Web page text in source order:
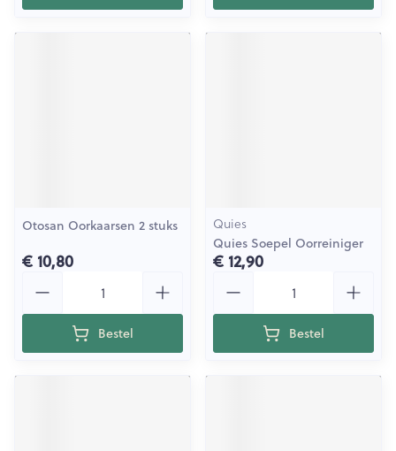
Otosan Oorkaarsen 2 stuks
€ 10,80
Bestel
Quies
Quies Soepel Oorreiniger
€ 12,90
Bestel